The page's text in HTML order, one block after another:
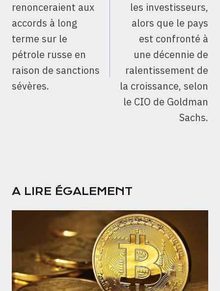
renonceraient aux
accords à long
terme sur le
pétrole russe en
raison de sanctions
sévères.
les investisseurs,
alors que le pays
est confronté à
une décennie de
ralentissement de
la croissance, selon
le CIO de Goldman
Sachs.
A LIRE ÉGALEMENT